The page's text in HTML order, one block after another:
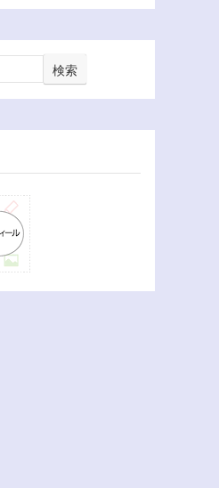
検索